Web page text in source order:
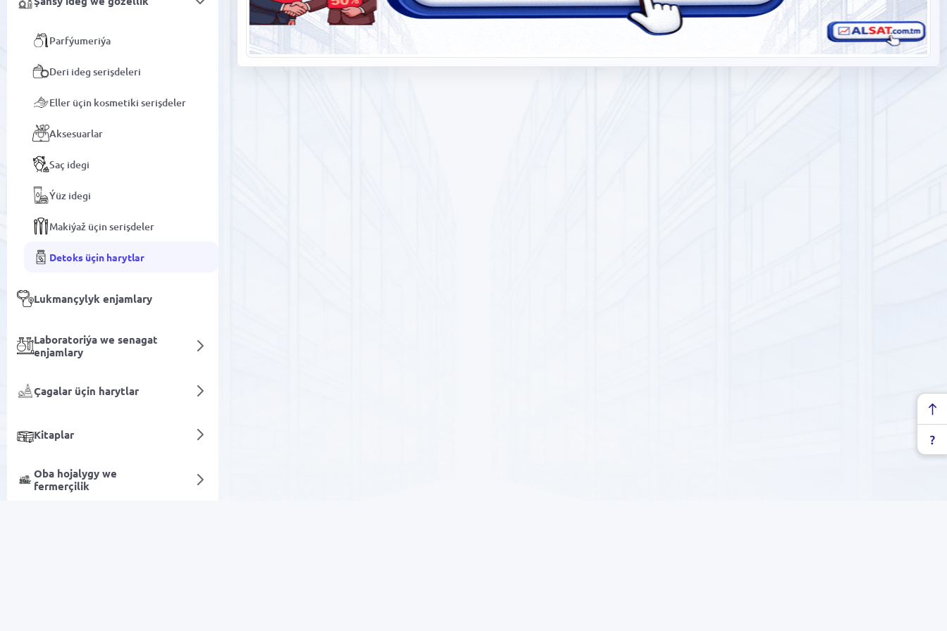
Parfýumeriýa
Deri ideg serişdeleri
Eller üçin kosmetiki serişdeler
Aksesuarlar
Saç idegi
Ýüz idegi
Makiýaž üçin serişdeler
Detoks üçin harytlar
Lukmançylyk enjamlary
Laboratoriýa we senagat
enjamlary
Çagalar üçin harytlar
Kitaplar
Oba hojalygy we
fermerçilik